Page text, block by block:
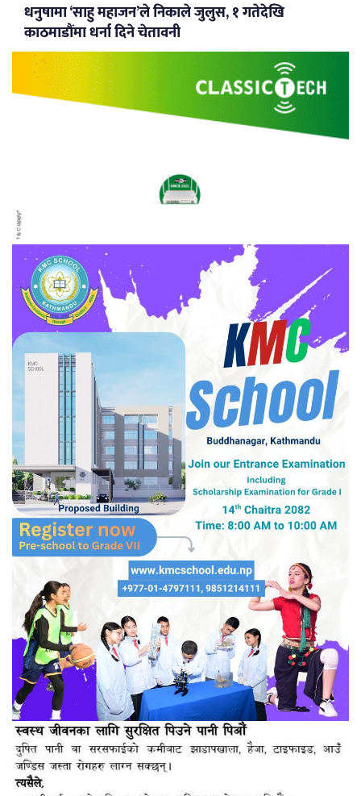
धनुषामा ‘साहु महाजन’ले निकाले जुलुस, १ गतेदेखि
काठमाडौंमा धर्ना दिने चेतावनी